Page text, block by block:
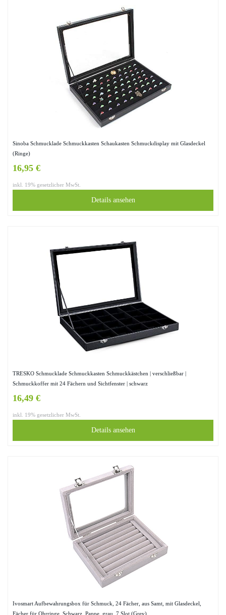
Sinoba Schmucklade Schmuckkasten Schaukasten Schmuckdisplay mit Glasdeckel
(Ringe)
16,95 €
inkl. 19% gesetzlicher MwSt.
Details ansehen
TRESKO Schmucklade Schmuckkasten Schmuckkästchen | verschließbar |
Schmuckkoffer mit 24 Fächern und Sichtfenster | schwarz
16,49 €
inkl. 19% gesetzlicher MwSt.
Details ansehen
Ivosmart Aufbewahrungsbox für Schmuck, 24 Fächer, aus Samt, mit Glasdeckel,
Fächer für Ohrringe, Schwarz, Pappe, grau, 7 Slot (Grey)